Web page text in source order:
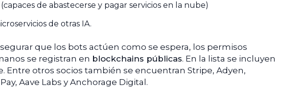
de abastecerse y pagar servicios en la nube)
de otras IA.
que los bots actúen como se espera, los permisos
se registran en blockchains públicas. En la lista se incluyen
Entre otros socios también se encuentran Stripe, Adyen,
Aave Labs y Anchorage Digital.